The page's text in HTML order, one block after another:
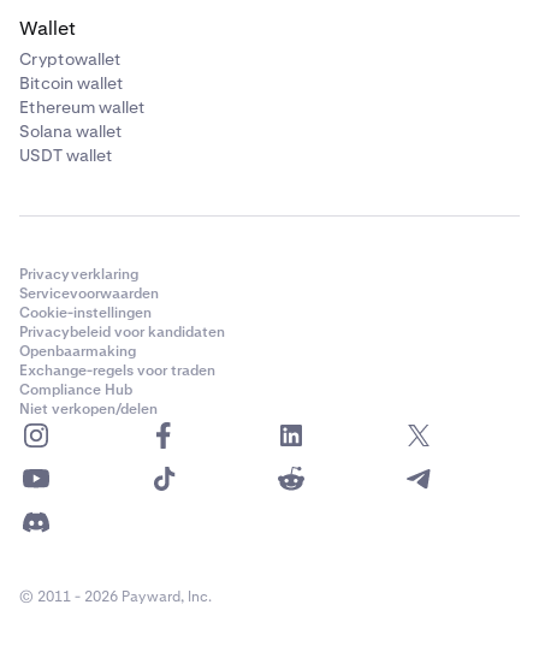
Wallet
Cryptowallet
Bitcoin wallet
Ethereum wallet
Solana wallet
USDT wallet
Privacyverklaring
Servicevoorwaarden
Cookie-instellingen
Privacybeleid voor kandidaten
Openbaarmaking
Exchange-regels voor traden
Compliance Hub
Niet verkopen/delen
© 2011 - 2026 Payward, Inc.